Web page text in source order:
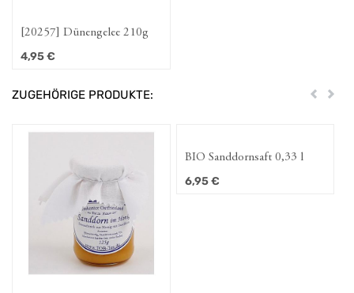
[20257] Dünengelee 210g
4,95€
ZUGEHÖRIGE PRODUKTE: Zurück
BIO Sanddornsaft 0,33 l
6,95€